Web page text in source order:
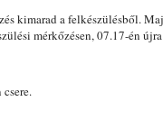
kimarad a felkészülésből.
mérkőzésen, 07.17-én újra